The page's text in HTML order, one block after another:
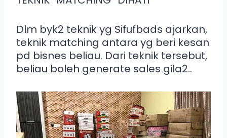
Dlm byk2 teknik yg Sifufbads ajarkan,
teknik matching antara yg beri kesan
pd bisnes beliau. Dari teknik tersebut,
beliau boleh generate sales gila2..